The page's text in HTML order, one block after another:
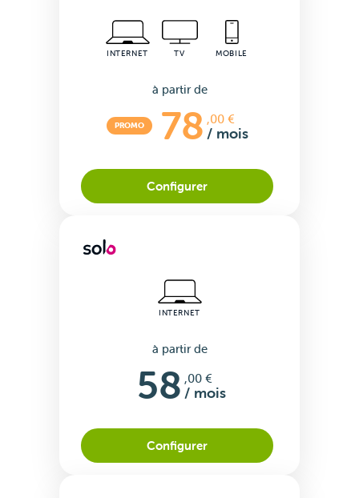
VOO &
Orange
INTERNET TV MOBILE
à partir de
PROMO 78 ,00 €
/ mois
Configurer
INTERNET
à partir de
58 ,00 €
/ mois
Configurer